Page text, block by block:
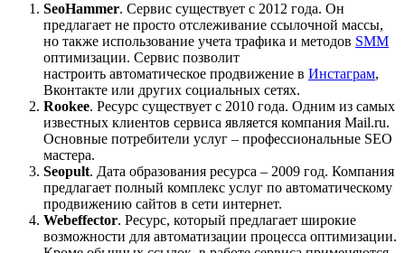
SeoHammer. Сервис существует с 2012 года. Он
предлагает не просто отслеживание ссылочной массы,
но также использование учета трафика и методов SMM
оптимизации. Сервис позволит
настроить автоматическое продвижение в Инстаграм,
Вконтакте или других социальных сетях.
Rookee. Ресурс существует с 2010 года. Одним из самых
известных клиентов сервиса является компания Mail.ru.
Основные потребители услуг – профессиональные SEO
мастера.
Seopult. Дата образования ресурса – 2009 год. Компания
предлагает полный комплекс услуг по автоматическому
продвижению сайтов в сети интернет.
Webeffector. Ресурс, который предлагает широкие
возможности для автоматизации процесса оптимизации.